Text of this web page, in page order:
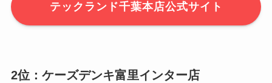
テックランド千葉本店公式サイト
2位：ケーズデンキ富里インター店